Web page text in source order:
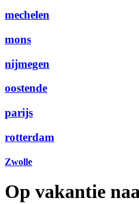
mechelen
mons
nijmegen
oostende
parijs
rotterdam
Zwolle
Op vakantie